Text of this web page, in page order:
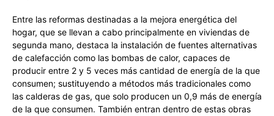
Entre las reformas destinadas a la mejora energética del
hogar, que se llevan a cabo principalmente en viviendas de
segunda mano, destaca la instalación de fuentes alternativas
de calefacción como las bombas de calor, capaces de
producir entre 2 y 5 veces más cantidad de energía de la que
consumen; sustituyendo a métodos más tradicionales como
las calderas de gas, que solo producen un 0,9 más de energía
de la que consumen. También entran dentro de estas obras